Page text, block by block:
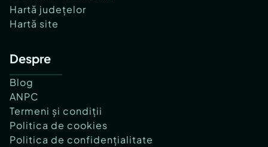
Hartă județelor
Hartă site
Despre
Blog
ANPC
Termeni și condiții
Politica de cookies
Politica de confidențialitate